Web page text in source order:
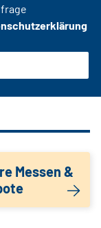
Messen &